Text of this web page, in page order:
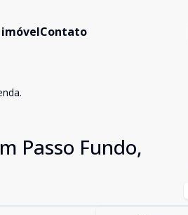
Contato
Passo Fundo,